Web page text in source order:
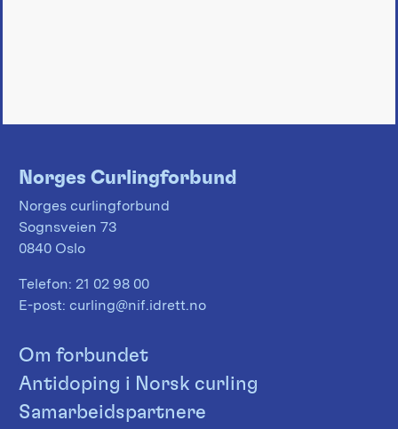
Norges Curlingforbund
Norges curlingforbund
Sognsveien 73
0840 Oslo
Telefon: 21 02 98 00
E-post: curling@nif.idrett.no
Om forbundet
Antidoping i Norsk curling
Samarbeidspartnere